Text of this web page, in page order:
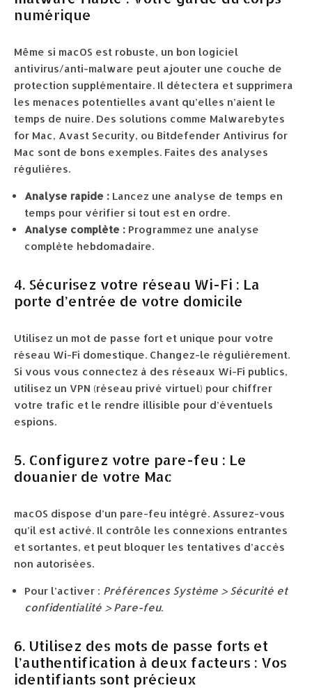
numérique
Même si macOS est robuste, un bon logiciel
antivirus/anti-malware peut ajouter une couche de
protection supplémentaire. Il détectera et supprimera
les menaces potentielles avant qu’elles n’aient le
temps de nuire. Des solutions comme Malwarebytes
for Mac, Avast Security, ou Bitdefender Antivirus for
Mac sont de bons exemples. Faites des analyses
régulières.
Analyse rapide : Lancez une analyse de temps en
temps pour vérifier si tout est en ordre.
Analyse complète : Programmez une analyse
complète hebdomadaire.
4. Sécurisez votre réseau Wi-Fi : La
porte d’entrée de votre domicile
Utilisez un mot de passe fort et unique pour votre
réseau Wi-Fi domestique. Changez-le régulièrement.
Si vous vous connectez à des réseaux Wi-Fi publics,
utilisez un VPN (réseau privé virtuel) pour chiffrer
votre trafic et le rendre illisible pour d’éventuels
espions.
5. Configurez votre pare-feu : Le
douanier de votre Mac
macOS dispose d’un pare-feu intégré. Assurez-vous
qu’il est activé. Il contrôle les connexions entrantes
et sortantes, et peut bloquer les tentatives d’accès
non autorisées.
Pour l’activer : Préférences Système > Sécurité et
confidentialité > Pare-feu.
6. Utilisez des mots de passe forts et
l’authentification à deux facteurs : Vos
identifiants sont précieux